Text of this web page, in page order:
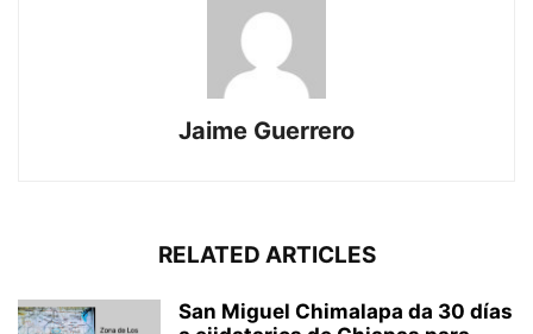
Jaime Guerrero
RELATED ARTICLES
San Miguel Chimalapa da 30 días